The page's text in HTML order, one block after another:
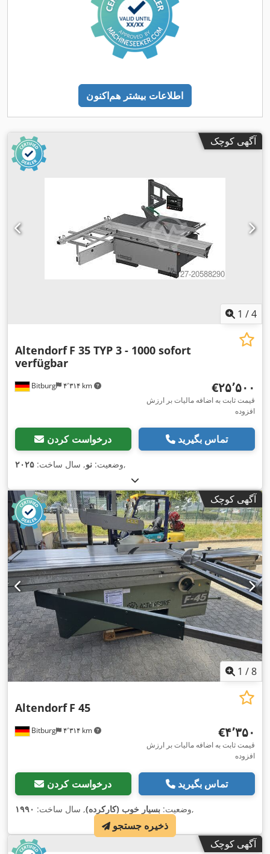
اطلاعات بیشتر هم‌اکنون
آگهی کوچک
1 /4
Bitburg ۴٬۳۱۴ km
Altendorf F 35 TYP 3 - 1000 sofort
verfügbar
‎€۲۵٬۵۰۰
قیمت ثابت به اضافه مالیات بر ارزش
افزوده
درخواست کردن تماس بگیرید
وضعیت: نو, سال ساخت: ۲۰۲۵ ,
آگهی کوچک
1 /8
Bitburg ۴٬۳۱۴ km
Altendorf F 45
‎€۴٬۳۵۰
قیمت ثابت به اضافه مالیات بر ارزش
افزوده
درخواست کردن تماس بگیرید
وضعیت: بسیار خوب (کارکرده), سال ساخت: ۱۹۹۰ ,
آگهی کوچک
ذخیره جستجو